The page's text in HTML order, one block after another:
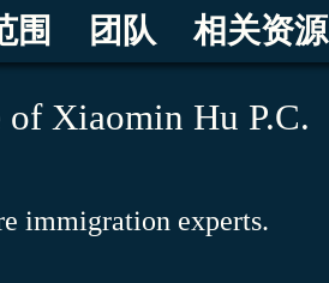
围 团队 相关资源
Xiaomin Hu P.C.
immigration experts.